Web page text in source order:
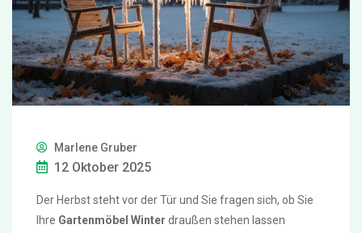
Marlene Gruber
12 Oktober 2025
Der Herbst steht vor der Tür und Sie fragen sich, ob Sie
Ihre Gartenmöbel Winter draußen stehen lassen